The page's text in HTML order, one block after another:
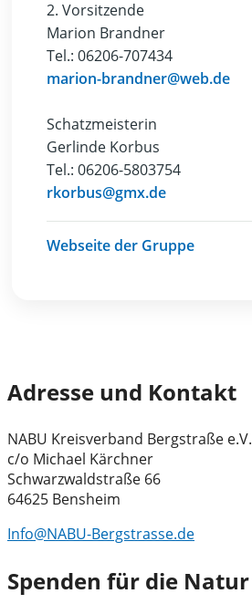
2. Vorsitzende
Marion Brandner
Tel.: 06206-707434
marion-brandner@web.de
Schatzmeisterin
Gerlinde Korbus
Tel.: 06206-5803754
rkorbus@gmx.de
Webseite der Gruppe
Adresse und Kontakt
NABU Kreisverband Bergstraße e.V.
c/o Michael Kärchner
Schwarzwaldstraße 66
64625 Bensheim
Info@NABU-Bergstrasse.de
Spenden für die Natur